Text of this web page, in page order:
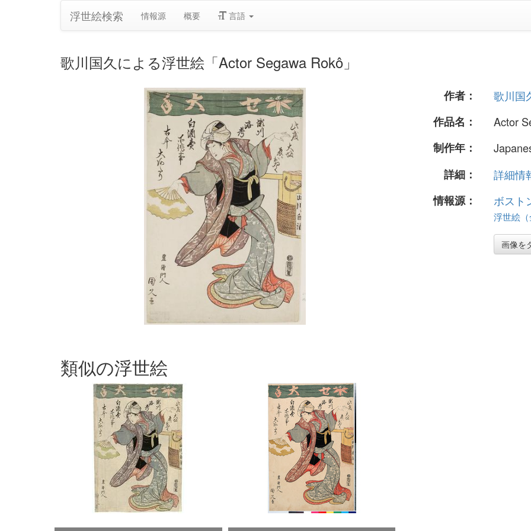
浮世絵検索 情報源 概要 言語
歌川国久による浮世絵「Actor Segawa Rokô」
作者：
歌川国
作品名：
Actor
制作年：
詳細：
詳細情
情報源：
ボスト
浮世絵
画像を
類似の浮世絵